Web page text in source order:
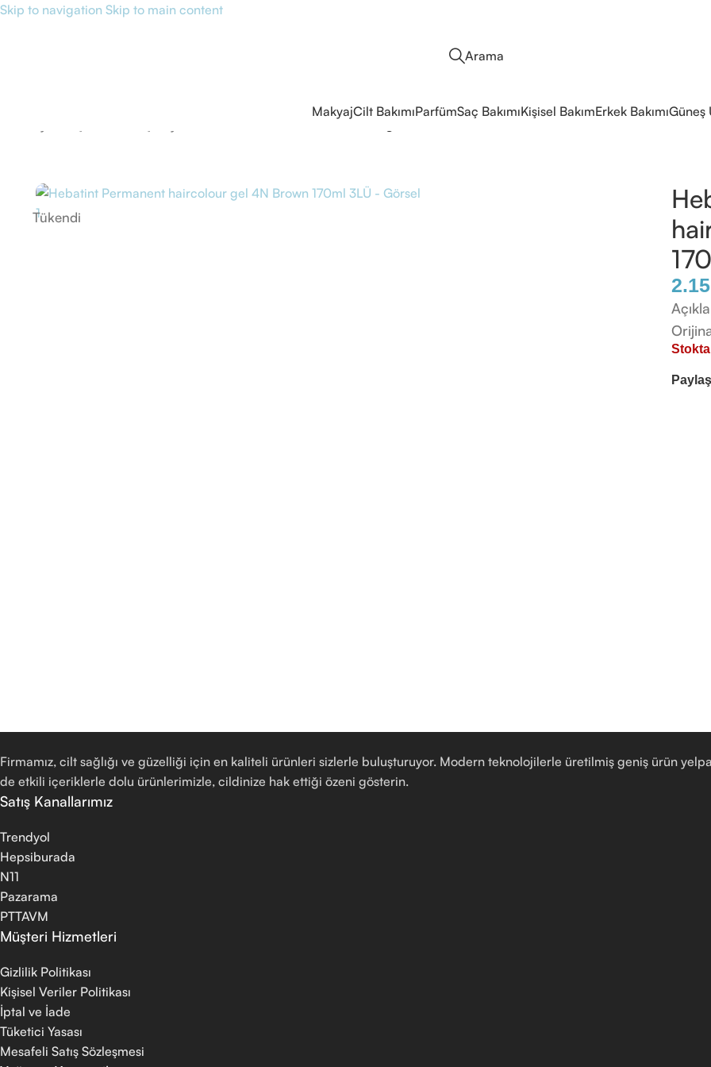
Skip to navigation Skip to main content
Arama
MakyajCilt BakımıParfümSaç BakımıKişisel BakımErkek BakımıGüneş
Tükendi
Firmamız, cilt sağlığı ve güzelliği için en kaliteli ürünleri sizlerle buluşturuyor. Modern teknolojilerle üretilmiş geniş ürün
de etkili içeriklerle dolu ürünlerimizle, cildinize hak ettiği özeni gösterin.
Satış Kanallarımız
Trendyol
Hepsiburada
N11
Pazarama
PTTAVM
Müşteri Hizmetleri
Gizlilik Politikası
Kişisel Veriler Politikası
İptal ve İade
Tüketici Yasası
Mesafeli Satış Sözleşmesi